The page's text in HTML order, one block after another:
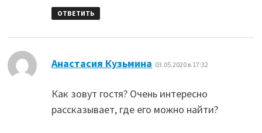
ОТВЕТИТЬ
Анастасия Кузьмина 03.05.2020 в 17:32
Как зовут гостя? Очень интересно
рассказывает, где его можно найти?